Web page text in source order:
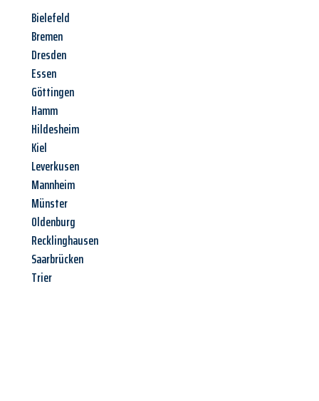
Bielefeld
Bremen
Dresden
Essen
Göttingen
Hamm
Hildesheim
Kiel
Leverkusen
Mannheim
Münster
Oldenburg
Recklinghausen
Saarbrücken
Trier